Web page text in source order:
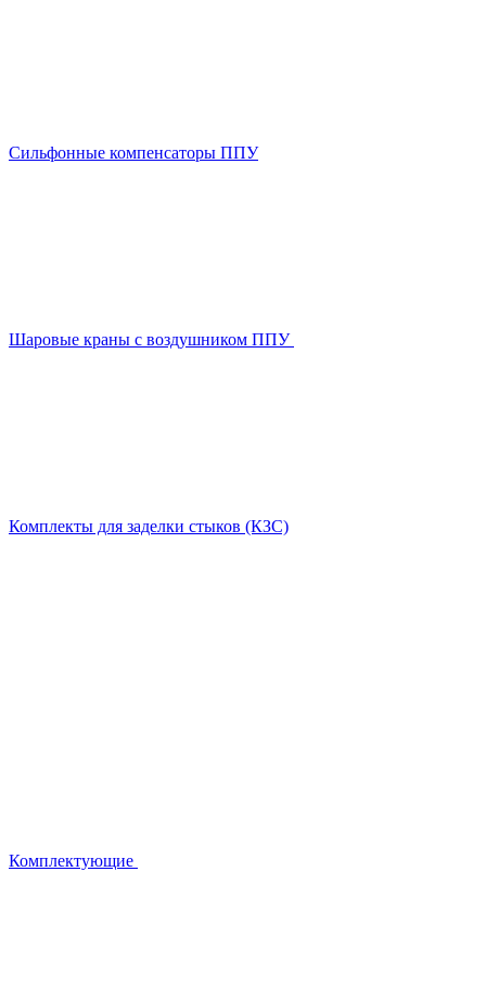
Сильфонные компенсаторы ППУ
Шаровые краны с воздушником ППУ
Комплекты для заделки стыков (КЗС)
Комплектующие